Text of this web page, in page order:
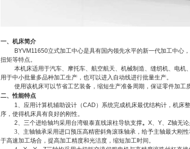
一、机床简介
BYVM11650立式加工中心是具有国内领先水平的新一代加工中心
扭矩等特点。
本机床适用于汽车、摩托车、航空航天、机械制造、缝纫机、电
用于中小批量多品种加工生产，也可以进入自动线进行批量生产。
使用该机床可以节省工艺装备，缩短生产准备周期，保证零件加工
二、性能特点
1、应用计算机辅助设计（CAD）系统完成机床最优结构计，机床
序，使得机床具有良好的刚性。
2、三个进给轴均采用台湾银泰直线滚柱导轨支撑。 X、Y、Z轴无
3 、主轴轴承采用进口预压高精密斜角滚珠轴承，给予主轴最大刚
于高速加工场合，提高加工精度和光洁度，缩短加工时间。